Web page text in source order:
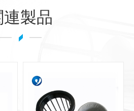
連製品